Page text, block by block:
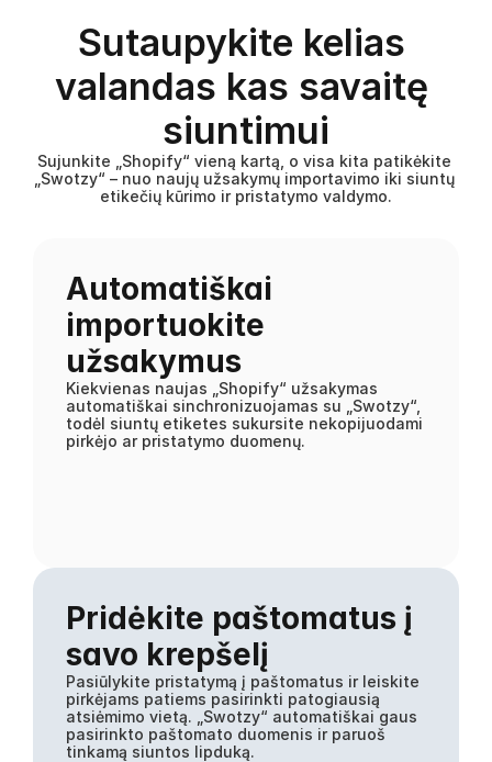
Sutaupykite kelias
valandas kas savaitę
siuntimui
Sujunkite „Shopify“ vieną kartą, o visa kita patikėkite
„Swotzy“ – nuo naujų užsakymų importavimo iki siuntų
etikečių kūrimo ir pristatymo valdymo.
Automatiškai
importuokite
užsakymus
Kiekvienas naujas „Shopify“ užsakymas
automatiškai sinchronizuojamas su „Swotzy“,
todėl siuntų etiketes sukursite nekopijuodami
pirkėjo ar pristatymo duomenų.
Pridėkite paštomatus į
savo krepšelį
Pasiūlykite pristatymą į paštomatus ir leiskite
pirkėjams patiems pasirinkti patogiausią
atsiėmimo vietą. „Swotzy“ automatiškai gaus
pasirinkto paštomato duomenis ir paruoš
tinkamą siuntos lipduką.